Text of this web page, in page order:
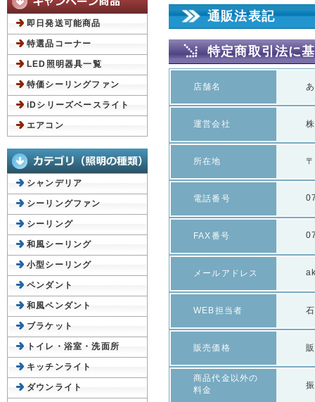
通販法表記
特定商取引法に
店舗名
運営会社
所在地
電話番号
FAX番号
メールアドレス
WEB担当者
販売価格
商品代金以外の
料金
即日発送可能商品
特選品コーナー
LED照明器具一覧
特価シーリングファン
iDシリーズベースライト
エアコン
シャンデリア
シーリングファン
シーリング
和風シーリング
小型シーリング
ペンダント
和風ペンダント
ブラケット
トイレ・浴室・洗面所
キッチンライト
ダウンライト